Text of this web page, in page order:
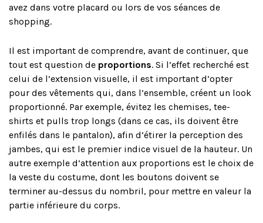
avez dans votre placard ou lors de vos séances de
shopping.
Il est important de comprendre, avant de continuer, que
tout est question de proportions. Si l’effet recherché est
celui de l’extension visuelle, il est important d’opter
pour des vêtements qui, dans l’ensemble, créent un look
proportionné. Par exemple, évitez les chemises, tee-
shirts et pulls trop longs (dans ce cas, ils doivent être
enfilés dans le pantalon), afin d’étirer la perception des
jambes, qui est le premier indice visuel de la hauteur. Un
autre exemple d’attention aux proportions est le choix de
la veste du costume, dont les boutons doivent se
terminer au-dessus du nombril, pour mettre en valeur la
partie inférieure du corps.